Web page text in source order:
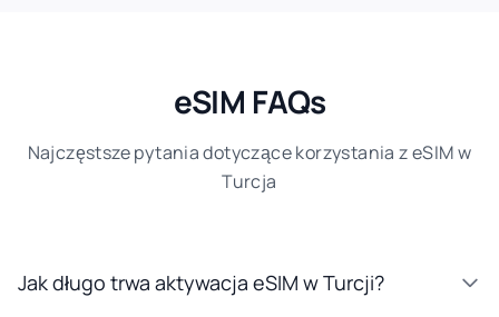
eSIM FAQs
Najczęstsze pytania dotyczące korzystania z eSIM w
Turcja
Jak długo trwa aktywacja eSIM w Turcji?